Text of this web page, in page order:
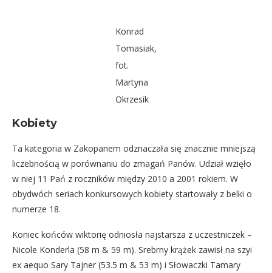
Konrad
Tomasiak,
fot.
Martyna
Okrzesik
Kobiety
Ta kategoria w Zakopanem odznaczała się znacznie mniejszą
liczebnością w porównaniu do zmagań Panów. Udział wzięło
w niej 11 Pań z roczników między 2010 a 2001 rokiem. W
obydwóch seriach konkursowych kobiety startowały z belki o
numerze 18.
Koniec końców wiktorię odniosła najstarsza z uczestniczek –
Nicole Konderla (58 m & 59 m). Srebrny krążek zawisł na szyi
ex aequo Sary Tajner (53.5 m & 53 m) i Słowaczki Tamary